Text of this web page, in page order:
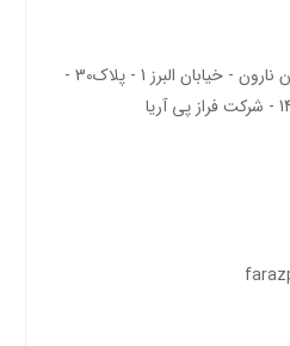
آدرس: تهران - مرزداران - خیابان نارون - خیابان البرز 1 - پلاک30 -